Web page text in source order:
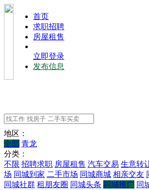
⾸⻚
求职招聘
房屋租售
立即登录
发布信息
地区：
全部 青龙
分类：
不限 招聘求职 房屋租售 汽车交易 生意转
场 同城到家 二手市场 同城商城 相亲交友
同城社群 租朋友圈 同城头条 同城推广 同